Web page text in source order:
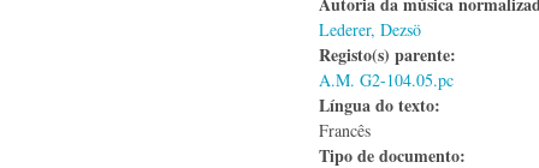
Lederer, Dezsö
Registo(s) parente:
A.M. G2-104.05.pc
Língua do texto:
Francês
Tipo de documento: